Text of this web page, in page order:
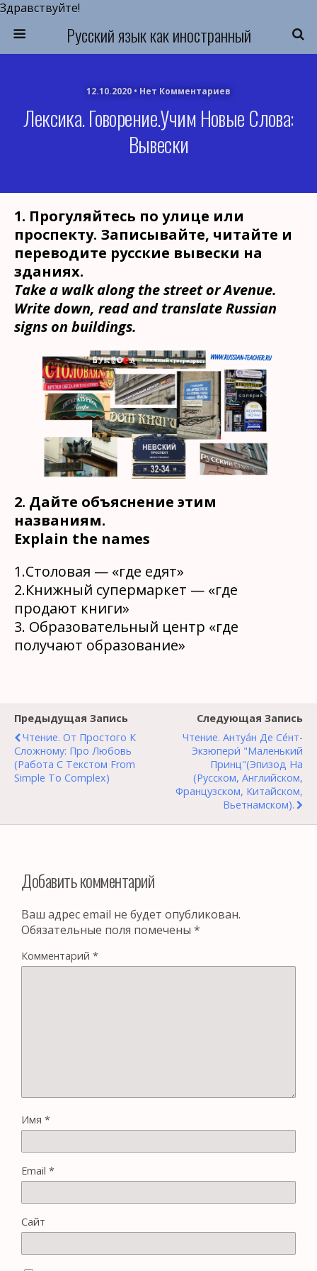
Здравствуйте!
Русский язык как иностранный
12.10.2020 • Нет Комментариев
Лексика. Говорение.Учим Новые Слова:
Вывески
1. Прогуляйтесь по улице или
проспекту. Записывайте, читайте и
переводите русские вывески на
зданиях.
Take a walk along the street or Avenue.
Write down, read and translate Russian
signs on buildings.
2. Дайте объяснение этим
названиям.
Explain the names
1.Столовая — «где едят»
2.Книжный супермаркет — «где
продают книги»
3. Образовательный центр «где
получают образование»
Предыдущая Запись
Чтение. От Простого К
Сложному: Про Любовь
(работа С Текстом From
Simple To Complex)
Следующая Запись
Чтение. Антуа́н Де Се́нт-
Экзюпери́ "Маленький
Принц"(эпизод На
(русском, Английском,
Французском, Китайском,
Вьетнамском).
Добавить комментарий
Ваш адрес email не будет опубликован.
Обязательные поля помечены *
Комментарий *
Имя *
Email *
Сайт